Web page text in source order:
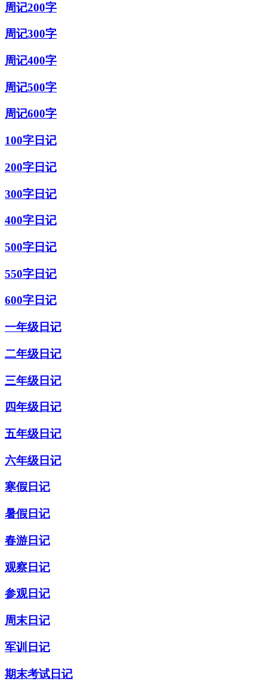
周记200字
周记300字
周记400字
周记500字
周记600字
100字日记
200字日记
300字日记
400字日记
500字日记
550字日记
600字日记
一年级日记
二年级日记
三年级日记
四年级日记
五年级日记
六年级日记
寒假日记
暑假日记
春游日记
观察日记
参观日记
周末日记
军训日记
期末考试日记